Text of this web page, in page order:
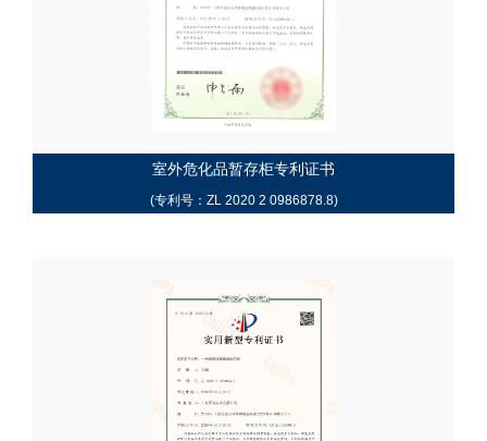
室外危化品暂存柜专利证书
(专利号：ZL 2020 2 0986878.8)